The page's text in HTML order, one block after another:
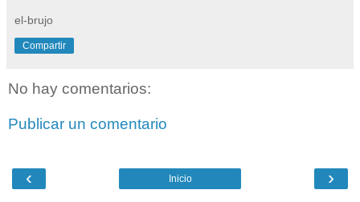
el-brujo
Compartir
No hay comentarios:
Publicar un comentario
‹ ›
Inicio